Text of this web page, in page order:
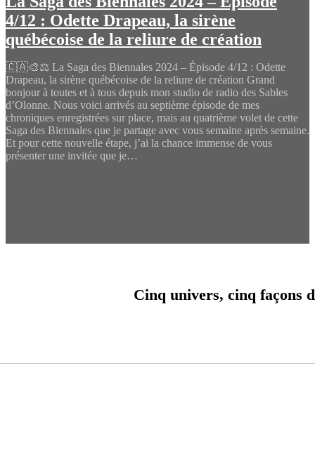
4/12 : Odette Drapeau, la sirène
québécoise de la reliure de création
🇨🇦🎨⚖️ La Saga des Biennales 2024 – Épisode 4/12 : Odette
Drapeau, la sirène québécoise de la reliure de création Grand
bonjour à toutes et à tous depuis mon studio de radio des Sables
d’Olonne. Nous voici arrivés au septième épisode de mes
chroniques enregistrées sur place, mais au quatrième volet de cette
Saga des Biennales que je partage avec vous semaine après semaine.
Et pour cette nouvelle étape, j’ai la chance immense de vous
présenter une invitée que je…
Cinq univers, cinq façons